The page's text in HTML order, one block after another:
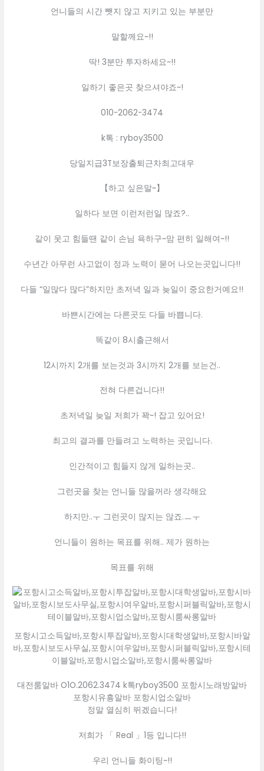
언니들의 시간 뺏지 않고 지키고 있는 부분만
말할께요~!!
딱! 3분만 투자하세요~!!
일하기 좋은곳 찾으셔야죠~!
010-2062-3474
k톡 : ryboy3500
당일지급3T보장출퇴근차최고대우
【하고 싶은말~】
일하다 보면 이런저런일 많죠?..
같이 웃고 힘들땐 같이 손님 욕하구~맘 편히 일해여~!!
수년간 아무런 사고없이 정과 노력이 묻어 나오는곳입니다!!
다들 “일많다 많다”하지만 초저녁 일과 늦일이 중요한거예요!!
바쁜시간에는 다른곳도 다들 바쁩니다.
똑같이 8시출근해서
12시까지 2개를 보는것과 3시까지 2개를 보는건..
전혀 다른겁니다!!
초저녁일 늦일 저희가 꽉~! 잡고 있어요!
최고의 결과를 만들려고 노력하는 곳입니다.
인간적이고 힘들지 않게 일하는곳..
그런곳을 찾는 언니들 많을꺼라 생각해요
하지만..ㅜ 그런곳이 많지는 않죠.ㅡㅜ
언니들이 원하는 목표를 위해.. 제가 원하는
목표를 위해
포항시고소득알바,포항시투잡알바,포항시대학생알바,포항시바알
바,포항시보도사무실,포항시여우알바,포항시퍼블릭알바,포항시테
이블알바,포항시업소알바,포항시룸싸롱알바
대전룸알바 O1O.2062.3474 k톡ryboy3500 포항시노래방알바
포항시유흥알바 포항시업소알바
정말 열심히 뛰겠습니다!
저희가 「 Real 」1등 입니다!!
우리 언니들 화이팅~!!